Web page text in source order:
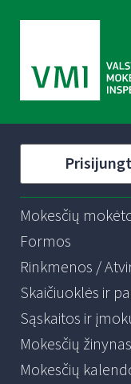
Mokesčių
Formos
Rinkmenos /
Skaičiuoklės ir
Sąskaitos ir
Mokesčių žinynas
Mokesčių